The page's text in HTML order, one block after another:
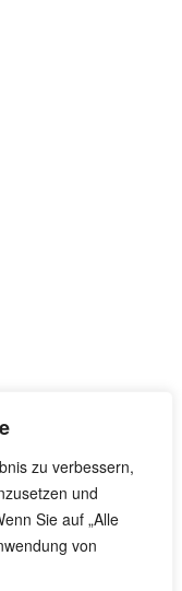
zu verbessern,
und
Sie auf „Alle
von